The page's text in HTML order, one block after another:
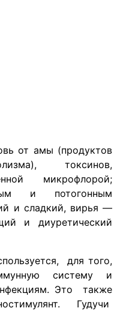
от амы (продуктов
токсинов,
микрофлорой;
и потогонным
и сладкий, вирья —
и диуретический
для того,
систему и
Это также
Гудучи